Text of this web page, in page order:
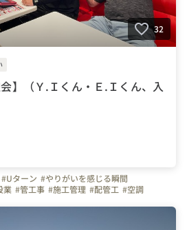
32
会】（Ｙ.Ｉくん・Ｅ.Ｉくん、入
#Uターン #やりがいを感じる瞬間
業 #管工事 #施工管理 #配管工 #空調